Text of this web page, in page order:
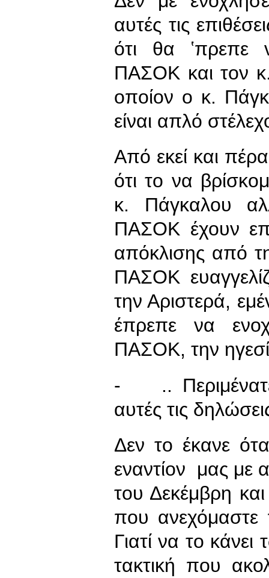
αυτές τις
ότι θα ʽπρεπε
ΠΑΣΟΚ και τον
οποίον ο κ.
είναι απλό
Από εκεί και
ότι το να
κ. Πάγκαλου
ΠΑΣΟΚ έχουν
απόκλισης από
ΠΑΣΟΚ
την Αριστερά,
έπρεπε να
ΠΑΣΟΚ, την
- ..
αυτές τις
Δεν το έκανε
εναντίον μας με
του Δεκέμβρη και
που ανεχόμαστε
Γιατί να το
τακτική που